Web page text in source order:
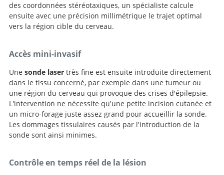
des coordonnées stéréotaxiques, un spécialiste calcule
ensuite avec une précision millimétrique le trajet optimal
vers la région cible du cerveau.
Accès mini-invasif
Une sonde lasertrès fine est ensuite introduite directement
dans le tissu concerné, par exemple dans une tumeur ou
une région du cerveau qui provoque des crises d'épilepsie.
L'intervention ne nécessite qu'une petite incision cutanée et
un micro-forage juste assez grand pour accueillir la sonde.
Les dommages tissulaires causés par l'introduction de la
sonde sont ainsi minimes.
Contrôle en temps réel de la lésion